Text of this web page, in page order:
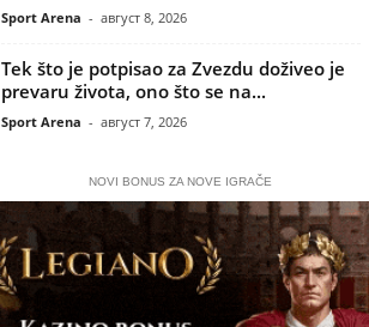
Sport Arena - август 8, 2026
Tek što je potpisao za Zvezdu doživeo je
prevaru života, ono što se na...
Sport Arena - август 7, 2026
NOVI BONUS ZA NOVE IGRAČE